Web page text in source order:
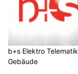
b+s Elektro
Gebäude